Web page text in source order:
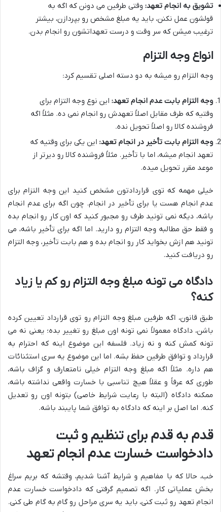
تشویق به انجام تعهد: وقتی طرفین می دونن که اگه به
قولشون عمل نکنن، باید یه مبلغ مشخص رو بپردازن، بیشتر
ترغیب میشن که سر وقت و درست تعهداتشون رو انجام بدن.
انواع وجه التزام
وجه التزام رو میشه به دو دسته اصلی تقسیم کرد:
وجه التزام بابت عدم انجام تعهد: این نوع وجه التزام برای
وقتیه که طرف مقابل اصلاً تعهدش رو انجام نمی ده. مثلاً اگه
فروشنده کالا رو اصلاً تحویل نده.
وجه التزام بابت تأخیر در انجام تعهد: این یکی برای وقتیه که
تعهد انجام میشه، اما با تأخیر. مثلاً فروشنده کالا رو دیرتر از
موعد مقرر تحویل میده.
خیلی مهمه که توی قراردادتون مشخص کنید این وجه التزام برای
عدم انجام هست یا برای تأخیر در انجام. چون اگه برای عدم انجام
باشه، دیگه نمی تونید طرف رو مجبور کنید که اون کار رو انجام بده
و فقط حق مطالبه وجه التزام رو دارید. اما اگه برای تأخیر باشه، می
تونید هم ازش بخواید کار رو انجام بده و هم بابت تأخیر، وجه التزام
رو دریافت کنید.
دادگاه می تونه مبلغ وجه التزام رو کم یا زیاد
کنه؟
طبق قانون، اگه طرفین مبلغ وجه التزام رو توی قرارداد تعیین کرده
باشن، دادگاه معمولاً نمی تونه اون مبلغ رو تغییر بده؛ یعنی نه می
تونه کمش کنه و نه زیاد. فلسفه این موضوع اینه که احترام به
قرارداد و توافق طرفین حفظ بشه. اما این موضوع یه سری استثنائات
هم داره. مثلاً اگه مبلغ وجه التزام خیلی نامتعارف و گزاف باشه،
طوری که عرفاً و عقلاً هیچ تناسبی با خسارت واقعی نداشته باشه،
ممکنه دادگاه (البته با رعایت شرایط خاصی) بتونه اون رو تعدیل
کنه. اما اصل بر اینه که دادگاه به توافق شما پایبند باشه.
قدم به قدم برای تنظیم و ثبت
دادخواست خسارت عدم انجام تعهد
خب، حالا که با مفاهیم و شرایط آشنا شدیم، وقتشه که بریم سراغ
بخش عملیاتی کار. اگه تصمیم گرفتی که دادخواست خسارت عدم
انجام تعهد رو ثبت کنی، باید یه سری مراحل رو گام به گام طی کنی.